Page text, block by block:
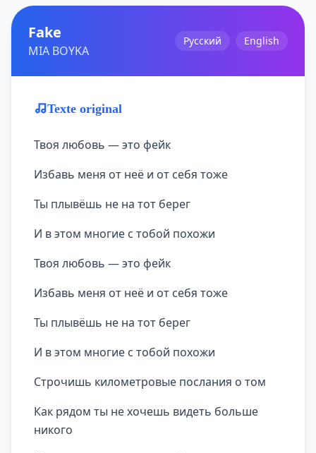
Fake
MIA BOYKA
Русский English
Texte original
Твоя любовь — это фейк
Избавь меня от неё и от себя тоже
Ты плывёшь не на тот берег
И в этом многие с тобой похожи
Твоя любовь — это фейк
Избавь меня от неё и от себя тоже
Ты плывёшь не на тот берег
И в этом многие с тобой похожи
Строчишь километровые послания о том
Как рядом ты не хочешь видеть больше
никого